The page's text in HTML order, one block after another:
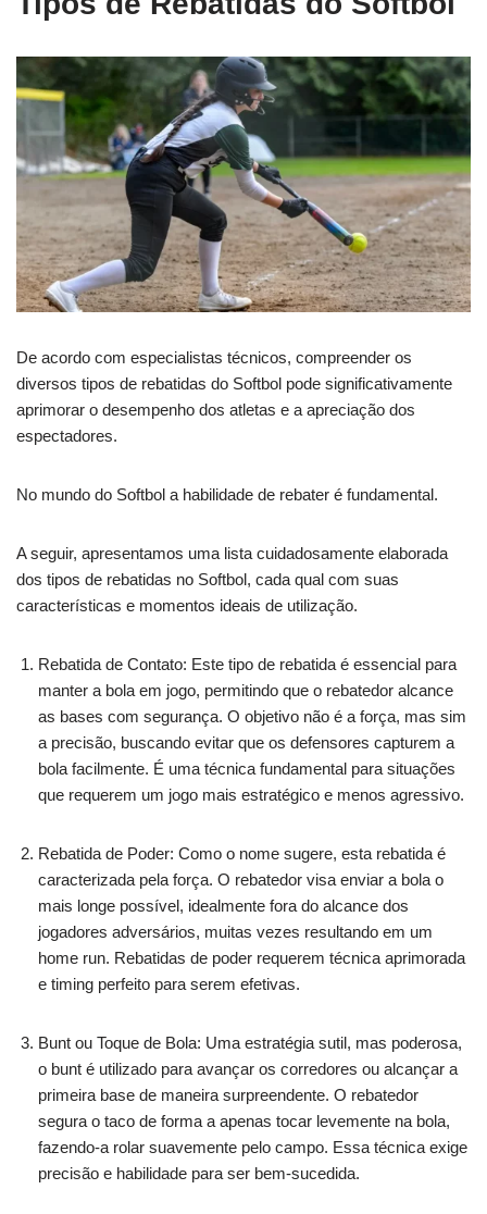
De acordo com especialistas técnicos, compreender os
diversos tipos de rebatidas do Softbol pode significativamente
aprimorar o desempenho dos atletas e a apreciação dos
espectadores.
No mundo do Softbol a habilidade de rebater é fundamental.
A seguir, apresentamos uma lista cuidadosamente elaborada
dos tipos de rebatidas no Softbol, cada qual com suas
características e momentos ideais de utilização.
Rebatida de Contato: Este tipo de rebatida é essencial para
manter a bola em jogo, permitindo que o rebatedor alcance
as bases com segurança. O objetivo não é a força, mas sim
a precisão, buscando evitar que os defensores capturem a
bola facilmente. É uma técnica fundamental para situações
que requerem um jogo mais estratégico e menos agressivo.
Rebatida de Poder: Como o nome sugere, esta rebatida é
caracterizada pela força. O rebatedor visa enviar a bola o
mais longe possível, idealmente fora do alcance dos
jogadores adversários, muitas vezes resultando em um
home run. Rebatidas de poder requerem técnica aprimorada
e timing perfeito para serem efetivas.
Bunt ou Toque de Bola: Uma estratégia sutil, mas poderosa,
o bunt é utilizado para avançar os corredores ou alcançar a
primeira base de maneira surpreendente. O rebatedor
segura o taco de forma a apenas tocar levemente na bola,
fazendo-a rolar suavemente pelo campo. Essa técnica exige
precisão e habilidade para ser bem-sucedida.